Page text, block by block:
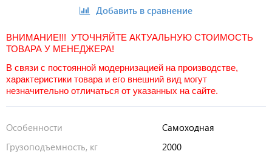
Добавить в сравнение
ВНИМАНИЕ!!! УТОЧНЯЙТЕ АКТУАЛЬНУЮ СТОИМОСТЬ
ТОВАРА У МЕНЕДЖЕРА!
В связи с постоянной модернизацией на производстве,
характеристики товара и его внешний вид могут
незначительно отличаться от указанных на сайте.
Особенности
Самоходная
Грузоподъемность, кг
2000